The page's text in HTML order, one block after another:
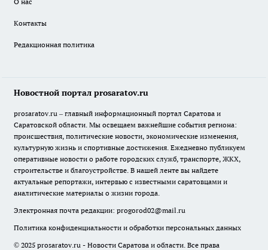
Контакты
Редакционная политика
Новостной портал prosaratov.ru
prosaratov.ru – главный информационный портал Саратова и
Саратовской области. Мы освещаем важнейшие события региона:
происшествия, политические новости, экономические изменения,
культурную жизнь и спортивные достижения. Ежедневно публикуем
оперативные новости о работе городских служб, транспорте, ЖКХ,
строительстве и благоустройстве. В нашей ленте вы найдете
актуальные репортажи, интервью с известными саратовцами и
аналитические материалы о жизни города.
Электронная почта редакции: progorod02@mail.ru
Политика конфиденциальности и обработки персональных данных
© 2025 prosaratov.ru - Новости Саратова и области. Все права